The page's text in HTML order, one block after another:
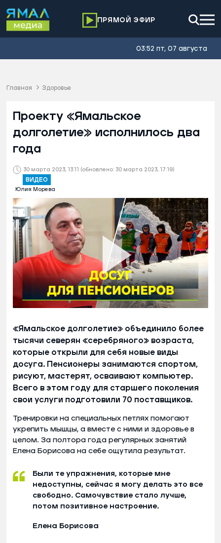
ПРЯМОЙ ЭФИР
03:52 пт, 07 августа
Главная Здоровье
30 марта 2023, 13:11 (обновлено: 30 марта 2023, 17:19)
ВИДЕО
Юлия Морева
Проекту «Ямальское
долголетие» исполнилось два
года
«Ямальское долголетие» объединило более
тысячи северян «серебряного» возраста,
которые открыли для себя новые виды
досуга. Пенсионеры занимаются спортом,
рисуют, мастерят, осваивают компьютер.
Всего в этом году для старшего поколения
свои услуги подготовили 70 поставщиков.
Тренировки на специальных петлях помогают
укрепить мышцы, а вместе с ними и здоровье в
целом. За полтора года регулярных занятий
Елена Борисова на себе ощутила результат.
Были те упражнения, которые мне
недоступны, сейчас я могу делать это все
свободно. Самочувствие стало лучше,
потом позитивное настроение.
Елена Борисова